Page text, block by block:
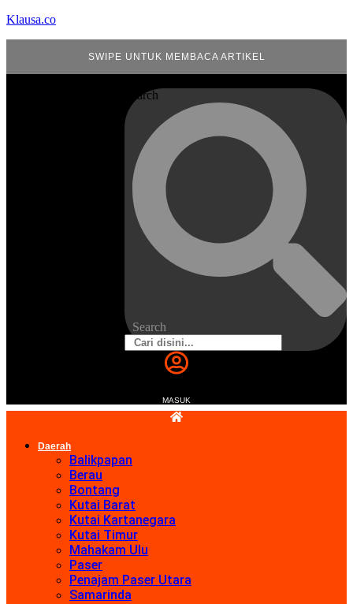
Klausa.co
SWIPE UNTUK MEMBACA ARTIKEL
Search
Search
MASUK
Daerah
Balikpapan
Berau
Bontang
Kutai Barat
Kutai Kartanegara
Kutai Timur
Mahakam Ulu
Paser
Penajam Paser Utara
Samarinda